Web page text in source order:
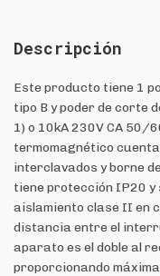
Descripción
Este producto tiene 1
tipo B y poder de corte
1) o 10kA 230V CA 50/
termomagnético
interclavados y borne
tiene protección IP20 y
aislamiento clase II en
distancia entre el
aparato es el doble al
proporcionando